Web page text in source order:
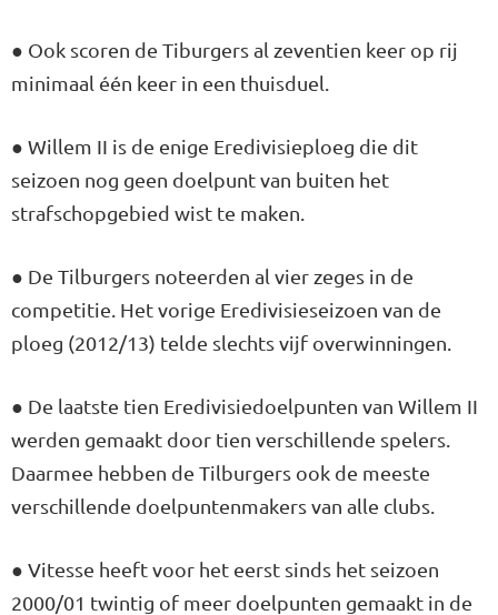
● Ook scoren de Tiburgers al zeventien keer op rij
minimaal één keer in een thuisduel.
● Willem II is de enige Eredivisieploeg die dit
seizoen nog geen doelpunt van buiten het
strafschopgebied wist te maken.
● De Tilburgers noteerden al vier zeges in de
competitie. Het vorige Eredivisieseizoen van de
ploeg (2012/13) telde slechts vijf overwinningen.
● De laatste tien Eredivisiedoelpunten van Willem II
werden gemaakt door tien verschillende spelers.
Daarmee hebben de Tilburgers ook de meeste
verschillende doelpuntenmakers van alle clubs.
● Vitesse heeft voor het eerst sinds het seizoen
2000/01 twintig of meer doelpunten gemaakt in de